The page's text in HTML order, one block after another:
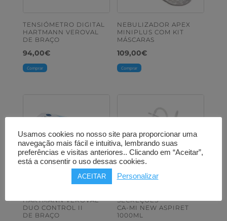
TENSIÓMETRO DIGITAL
HARTMANN VEROVAL
DE BRAÇO
94,00€
Comprar
NEBULIZADOR APEX
MINIPLUS COM KIT
MÁSCARAS
109,00€
Comprar
HARTMANN VEROVAL
DUO CONTROL II
DE BRAÇO
SECREÇÕES
CA-MI NEW ASPIRET
1000ML
Usamos cookies no nosso site para proporcionar uma
navegação mais fácil e intuitiva, lembrando suas
preferências e visitas anteriores.. Clicando em “Aceitar”,
está a consentir o uso dessas cookies.
ACEITAR Personalizar